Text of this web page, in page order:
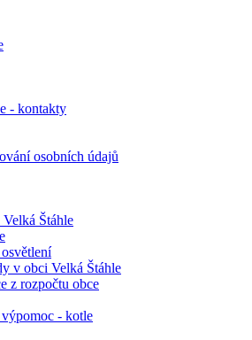
- kontakty
osobních údajů
Štáhle
v obci Velká Štáhle
z rozpočtu obce
- kotle